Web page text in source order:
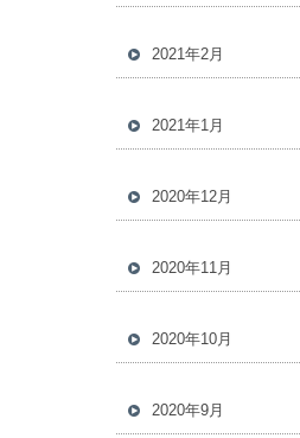
2021年2月
2021年1月
2020年12月
2020年11月
2020年10月
2020年9月